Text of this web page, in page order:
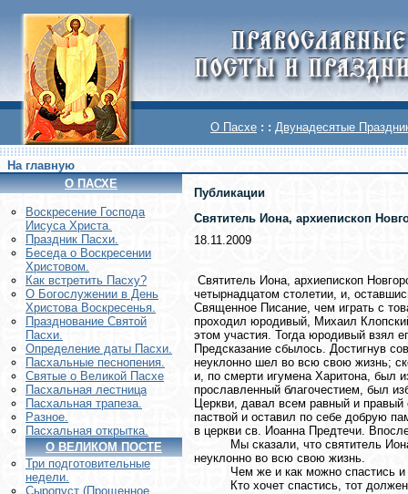
О Пасхе : : Двунадесятые
На главную
О ПАСХЕ
Воскреcение Господа
Иисуса Христа.
Праздник Пасхи.
Беседа о Воскресении
Христовом.
Как встретить Пасху?
О Богослужении в День
Христова Воскресенья.
Празднование Святой
Пасхи.
Определение даты Пасхи.
Пасхальные песнопения.
Святые о Великой Пасхе
Пасхальная лестница
Пасхальная трапеза.
Разное.
Пасхальная открытка.
О ВЕЛИКОМ ПОСТЕ
Три подготовительные
недели.
Сыропуст (Прощенное
Публикации
Святитель Иона, архиепископ
18.11.2009
Святитель Иона, архиепископ
четырнадцатом столетии, и,
Священное Писание, чем играть с
проходил юродивый, Михаил
этом участия. Тогда юродивый взял
Предсказание сбылось. Достигнув
неуклонно шел во всю свою жизнь;
и, по смерти игумена Харитона, был
прославленный благочестием, был
Церкви, давал всем равный и
паствой и оставил по себе добрую
в церкви св. Иоанна Предтечи.
Мы сказали, что святитель
неуклонно во всю свою жизнь.
Чем же и как можно спастись
Кто хочет спастись, тот